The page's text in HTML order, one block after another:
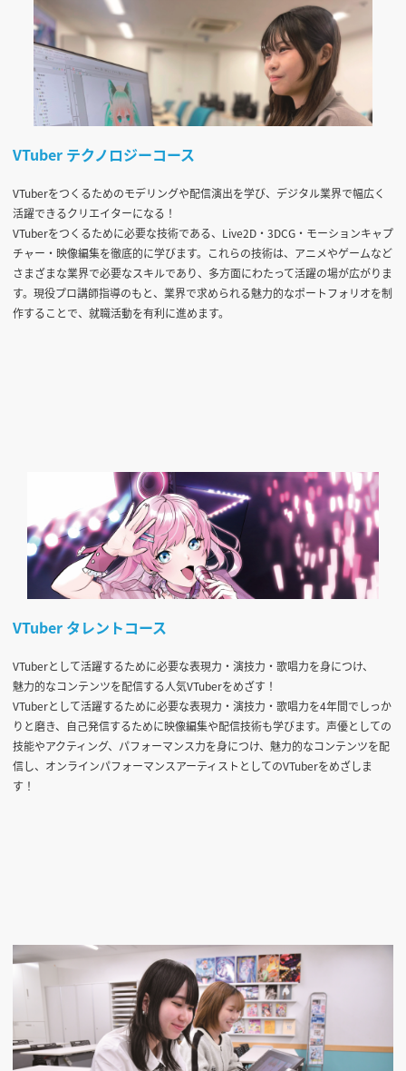
VTuber テクノロジーコース
VTuberをつくるためのモデリングや配信演出を学び、デジタル業界で幅広く
活躍できるクリエイターになる！
VTuberをつくるために必要な技術である、Live2D・3DCG・モーションキャプ
チャー・映像編集を徹底的に学びます。これらの技術は、アニメやゲームなど
さまざまな業界で必要なスキルであり、多方面にわたって活躍の場が広がりま
す。現役プロ講師指導のもと、業界で求められる魅力的なポートフォリオを制
作することで、就職活動を有利に進めます。
VTuber タレントコース
VTuberとして活躍するために必要な表現力・演技力・歌唱力を身につけ、
魅力的なコンテンツを配信する人気VTuberをめざす！
VTuberとして活躍するために必要な表現力・演技力・歌唱力を4年間でしっか
りと磨き、自己発信するために映像編集や配信技術も学びます。声優としての
技能やアクティング、パフォーマンス力を身につけ、魅力的なコンテンツを配
信し、オンラインパフォーマンスアーティストとしてのVTuberをめざしま
す！